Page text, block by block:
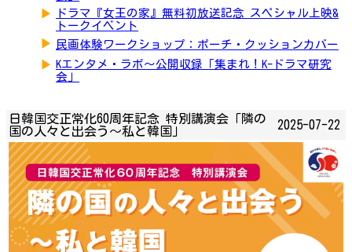
▶
ドラマ『女王の家』無料初放送記念 スペシャル上映&
トークイベント
▶ 民画体験ワークショップ：ポーチ・クッションカバー
▶ Kエンタメ・ラボ～公開収録「集まれ！K-ドラマ研究
会」
日韓国交正常化60周年記念 特別講演会「隣の
国の人々と出会う～私と韓国」
2025-07-22